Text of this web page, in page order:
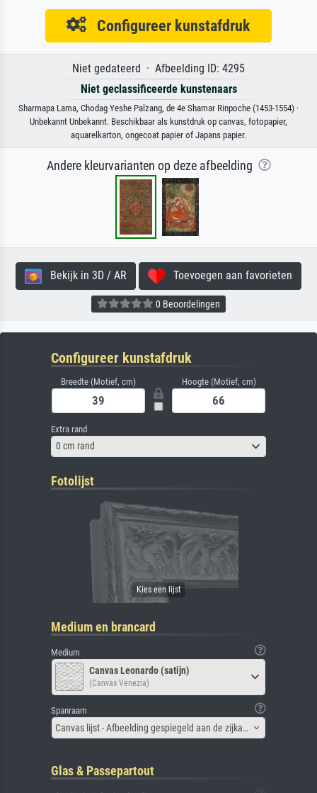
Configureer kunstafdruk
Niet gedateerd · Afbeelding ID: 4295
Niet geclassificeerde kunstenaars
Sharmapa Lama, Chodag Yeshe Palzang, de 4e Shamar Rinpoche (1453-1554) ·
Unbekannt Unbekannt. Beschikbaar als kunstdruk op canvas, fotopapier,
aquarelkarton, ongecoat papier of Japans papier.
Andere kleurvarianten op deze afbeelding
Bekijk in 3D / AR Toevoegen aan favorieten
0 Beoordelingen
Configureer kunstafdruk
Breedte (Motief, cm) Hoogte (Motief, cm)
Extra rand
0 cm rand
Fotolijst
Medium en brancard
Medium
Canvas Leonardo (satijn)
(Canvas Venezia)
Spanraam
Canvas lijst - Afbeelding gespiegeld aan de zijkant
Glas & Passepartout